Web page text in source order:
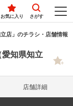
お気に入り さがす
立店」のチラシ・店舗情報
知県知立
店舗詳細